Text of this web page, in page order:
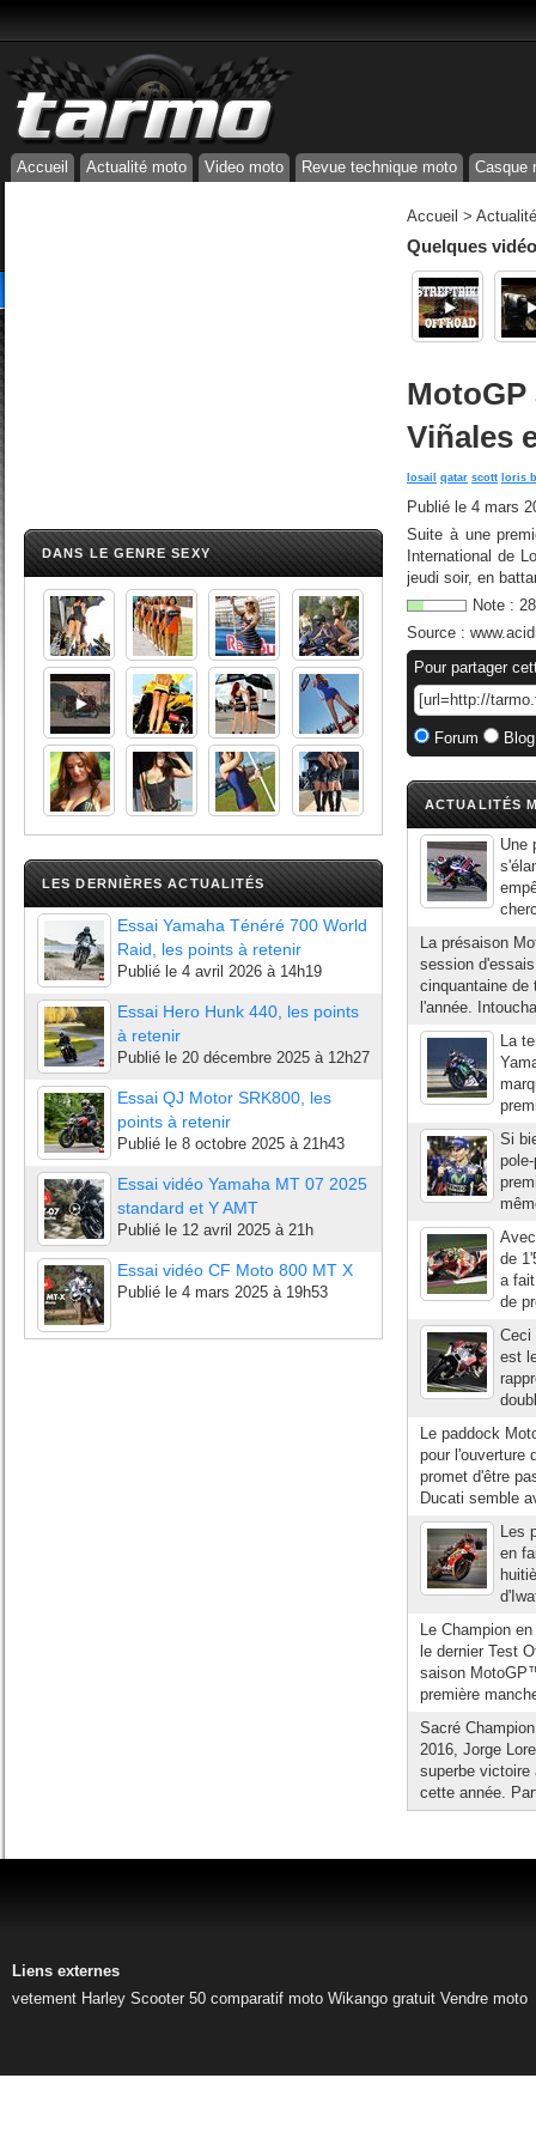
Accueil Actualité moto Video moto Revue technique moto Casque
DANS LE GENRE SEXY
LES DERNIÈRES ACTUALITÉS
Essai Yamaha Ténéré 700 World
Raid, les points à retenir
Publié le 4 avril 2026 à 14h19
Essai Hero Hunk 440, les points
à retenir
Publié le 20 décembre 2025 à 12h27
Essai QJ Motor SRK800, les
points à retenir
Publié le 8 octobre 2025 à 21h43
Essai vidéo Yamaha MT 07 2025
standard et Y AMT
Publié le 12 avril 2025 à 21h
Essai vidéo CF Moto 800 MT X
Publié le 4 mars 2025 à 19h53
Accueil >
Quelques
Viñales
losail qatar scott loris
Publié le 4 mars
Suite à une
International de
jeudi soir, en
Note : 28
Source :
Pour partager
Forum
ACTUALITÉS
Une
La présaison
session
cinquantaine de
l'année.
La
Si
de
a
de
Ceci
est
Le paddock
pour l'ouverture
promet d'être
Ducati semble
Les
en
Le Champion
le dernier Test
saison
première
Sacré
2016, Jorge
superbe victoire
cette année.
Liens externes
vetement Harley Scooter 50 comparatif moto Wikango gratuit Vendre moto